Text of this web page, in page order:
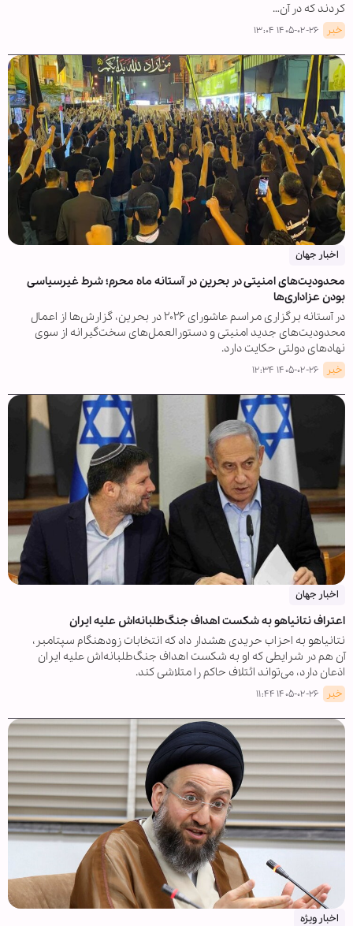
کردند که در آن…
خبر ۱۴۰۵-۰۲-۲۶ ۱۳:۰۴
اخبار جهان
محدودیت‌های امنیتی در بحرین در آستانه ماه محرم؛ شرط غیرسیاسی
بودن عزاداری‌ها
در آستانه برگزاری مراسم عاشورای ۲۰۲۶ در بحرین، گزارش‌ها از اعمال
محدودیت‌های جدید امنیتی و دستورالعمل‌های سخت‌گیرانه از سوی
نهادهای دولتی حکایت دارد.
خبر ۱۴۰۵-۰۲-۲۶ ۱۲:۳۴
اخبار جهان
اعتراف نتانیاهو به شکست اهداف جنگ‌طلبانه‌اش علیه ایران
نتانیاهو به احزاب حریدی هشدار داد که انتخابات زودهنگام سپتامبر،
آن هم در شرایطی که او به شکست اهداف جنگ‌طلبانه‌اش علیه ایران
اذعان دارد، می‌تواند ائتلاف حاکم را متلاشی کند.
خبر ۱۴۰۵-۰۲-۲۶ ۱۱:۴۴
اخبار ویژه